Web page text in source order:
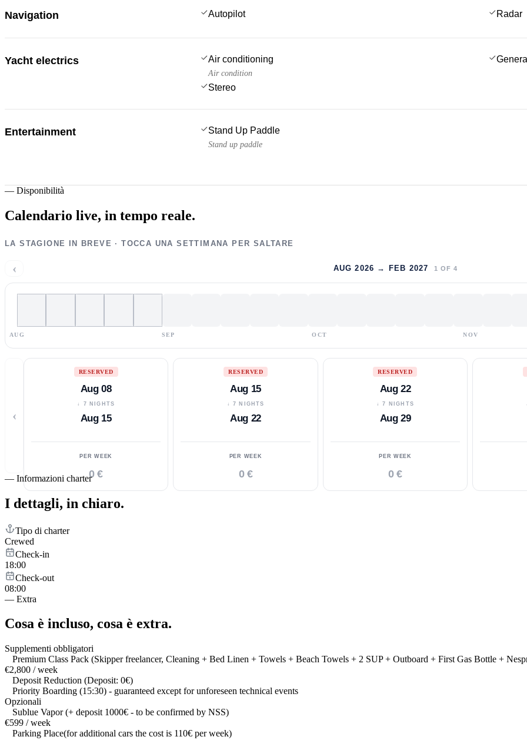
Navigation Autopilot Radar
Yacht electrics Air conditioning
Air condition
Stereo
Entertainment Stand Up Paddle
Stand up paddle
— Disponibilità
Calendario live, in tempo reale.
LA STAGIONE IN BREVE · TOCCA UNA SETTIMANA PER SALTARE
‹ AUG 2026 → FEB 2027 1 OF 4
AUG SEP OCT NOV
‹
RESERVED
Aug 08
↓ 7 NIGHTS
Aug 15
PER WEEK
0 €
RESERVED
Aug 15
↓ 7 NIGHTS
Aug 22
PER WEEK
0 €
RESERVED
Aug 22
↓ 7 NIGHTS
Aug 29
PER WEEK
0 €
— Informazioni charter
I dettagli, in chiaro.
Tipo di charter
Crewed
Check-in
18:00
Check-out
08:00
— Extra
Cosa è incluso, cosa è extra.
Supplementi obbligatori
Premium Class Pack (Skipper freelancer, Cleaning + Bed Linen + Towels + Beach Towels + 2 SUP + Outboard + First Gas Bottle +
€2,800 / week
Deposit Reduction (Deposit: 0€)
Priority Boarding (15:30) - guaranteed except for unforeseen technical events
Opzionali
Sublue Vapor (+ deposit 1000€ - to be confirmed by NSS)
€599 / week
Parking Place(for additional cars the cost is 110€ per week)